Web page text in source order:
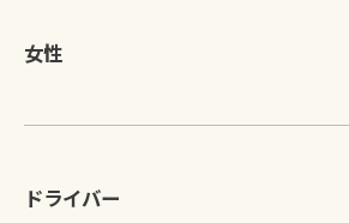
女性
ドライバー